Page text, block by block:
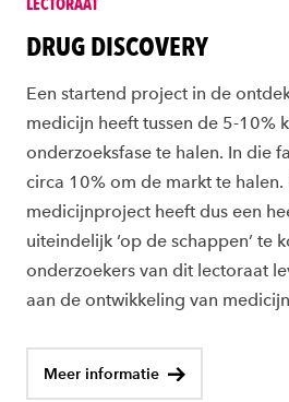
DRUG DISCOVERY
Een startend project in de
medicijn heeft tussen de 5-10%
onderzoeksfase te halen. In die
circa 10% om de markt te halen.
medicijnproject heeft dus een
uiteindelijk ‘op de schappen’ te
onderzoekers van dit lectoraat
aan de ontwikkeling van
Meer informatie